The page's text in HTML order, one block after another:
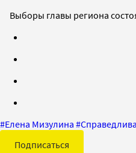
Выборы главы региона
#Елена Мизулина #
Подписаться